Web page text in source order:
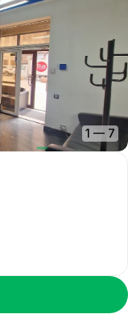
1 — 7